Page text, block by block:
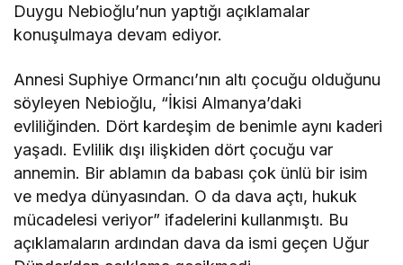
Duygu Nebioğlu’nun yaptığı açıklamalar
konuşulmaya devam ediyor.
Annesi Suphiye Ormancı’nın altı çocuğu olduğunu
söyleyen Nebioğlu, “İkisi Almanya’daki
evliliğinden. Dört kardeşim de benimle aynı kaderi
yaşadı. Evlilik dışı ilişkiden dört çocuğu var
annemin. Bir ablamın da babası çok ünlü bir isim
ve medya dünyasından. O da dava açtı, hukuk
mücadelesi veriyor” ifadelerini kullanmıştı. Bu
açıklamaların ardından dava da ismi geçen Uğur